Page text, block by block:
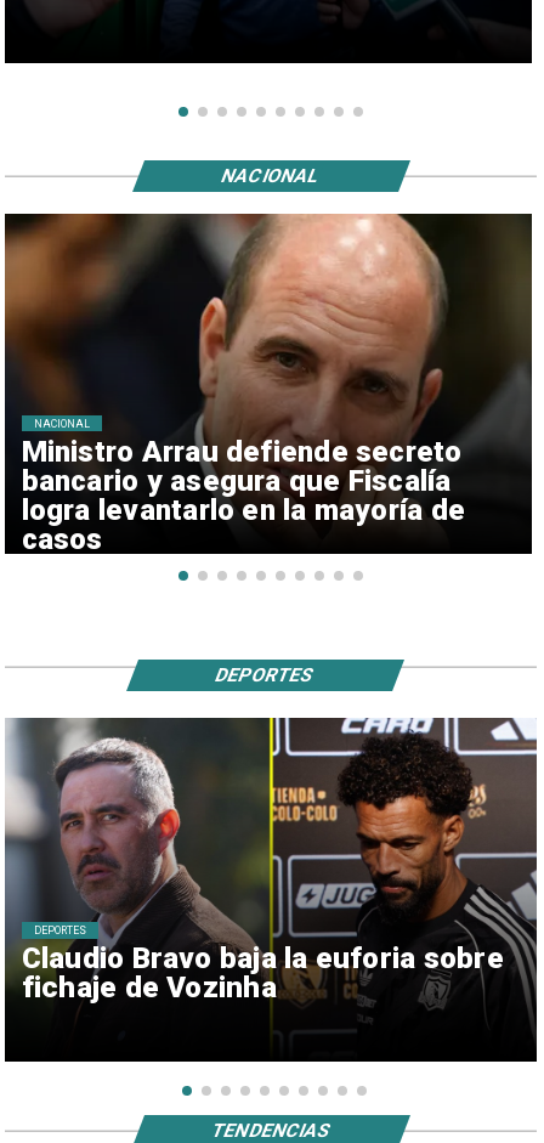
Ministro Arrau defiende secreto
bancario y asegura que Fiscalía
logra levantarlo en la mayoría de
casos
NACIONAL
NACIONAL
Claudio Bravo baja la euforia sobre
fichaje de Vozinha
DEPORTES
DEPORTES
TENDENCIAS